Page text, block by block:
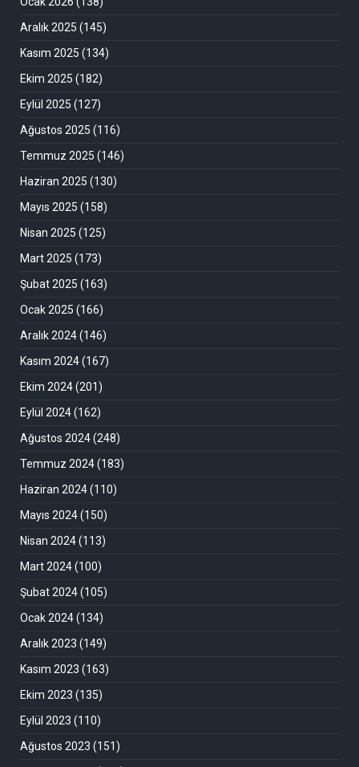
Aralık 2025 (145)
Kasım 2025 (134)
Ekim 2025 (182)
Eylül 2025 (127)
Ağustos 2025 (116)
Temmuz 2025 (146)
Haziran 2025 (130)
Mayıs 2025 (158)
Nisan 2025 (125)
Mart 2025 (173)
Şubat 2025 (163)
Ocak 2025 (166)
Aralık 2024(146)
Kasım 2024(167)
Ekim 2024(201)
Eylül 2024(162)
Ağustos 2024(248)
Temmuz 2024(183)
Haziran 2024(110)
Mayıs 2024(150)
Nisan 2024(113)
Mart 2024(100)
Şubat 2024(105)
Ocak 2024(134)
Aralık 2023 (149)
Kasım 2023 (163)
Ekim 2023 (135)
Eylül 2023 (110)
Ağustos 2023 (151)